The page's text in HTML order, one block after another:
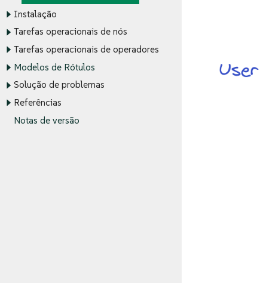
Instalação
Tarefas operacionais de nós
Tarefas operacionais de operadores
Modelos de Rótulos
Solução de problemas
Referências
Notas de versão